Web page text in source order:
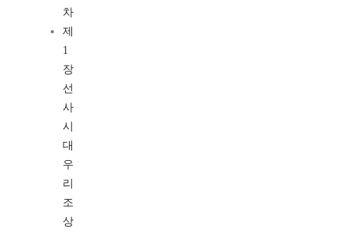
차
제
1
장
선
사
시
대
우
리
조
상